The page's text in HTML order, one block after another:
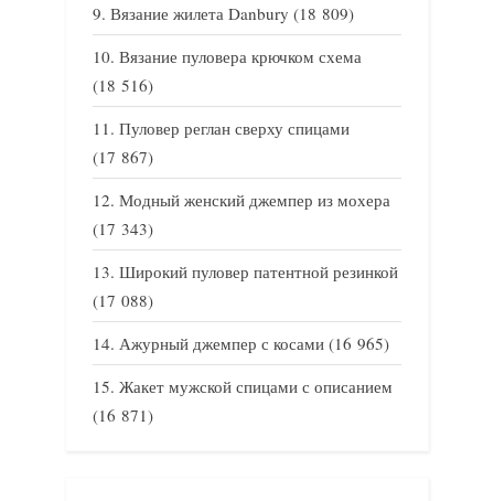
Вязание жилета Danbury (18 809)
Вязание пуловера крючком схема
(18 516)
Пуловер реглан сверху спицами
(17 867)
Модный женский джемпер из мохера
(17 343)
Широкий пуловер патентной резинкой
(17 088)
Ажурный джемпер с косами (16 965)
Жакет мужской спицами с описанием
(16 871)